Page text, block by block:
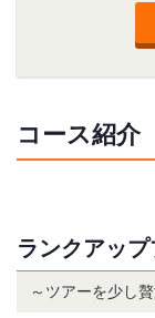
コース紹介
ランクアップ
～ツアーを少し